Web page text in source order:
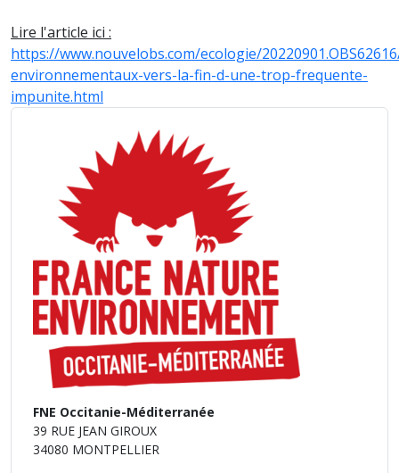
Lire l'article ici :
https://www.nouvelobs.com/ecologie/
environnementaux-vers-la-fin-d-une-trop-frequente-
impunite.html
FNE Occitanie-Méditerranée
39 RUE JEAN GIROUX
34080 MONTPELLIER